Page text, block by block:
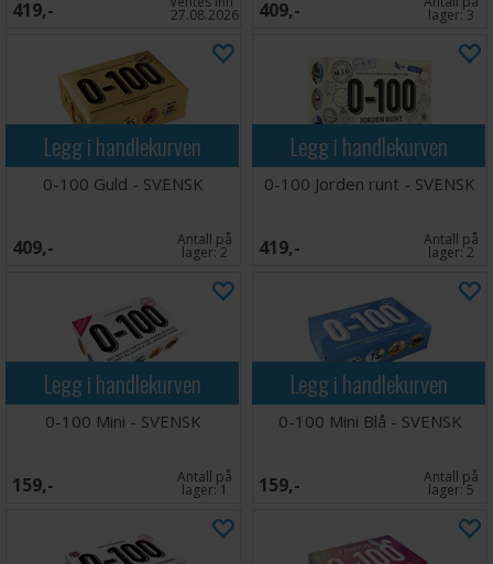
419,- 27.08.2026 409,- lager:3
Legg i handlekurven
0-100 Guld - SVENSK
409,- Antall på
lager:2
Legg i handlekurven
0-100 Jorden runt - SVENSK
419,- Antall på
lager:2
Legg i handlekurven
0-100 Mini - SVENSK
159,- Antall på
lager:1
Legg i handlekurven
0-100 Mini Blå - SVENSK
159,- Antall på
lager:5